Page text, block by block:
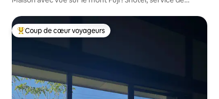
Coups de cœur voyageurs les plus appréciés
Coup de cœur voyageurs